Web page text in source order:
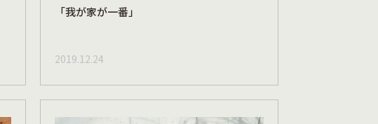
「我が家が一番」
2019.12.24